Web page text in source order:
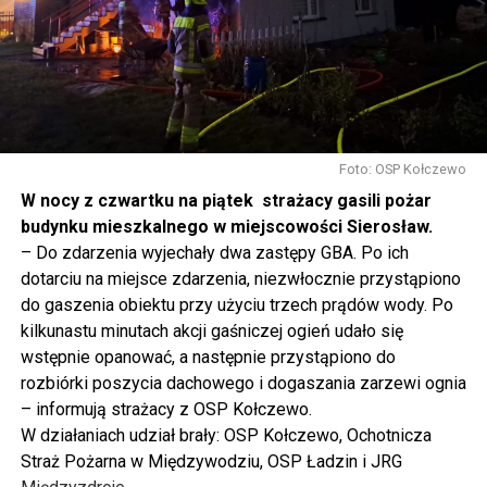
rolnictwem, silne innowacją, to polska racja stanu. I my
tak to traktujemy. Jesteśmy dzisiaj w Wolinie. Często to
mówię, tutaj, na wyspie Wolin, na wyspie Uznam, Polska
się tutaj nie kończy, Polska się tutaj zaczyna.
Gdyby nie determinacja rządu Prawa i Sprawiedliwości,
to tunel pod Świną do dzisiaj byłby w sferze
projektowania i dyskusji. Ważny tutaj był wkład
samorządu, ale to rząd PiS podjął w tej sprawie
najważniejsze decyzje. Powstał dzięki ogromnej
determinacji rządu najpierw Pani Premier Beaty Szydło,
a następnie Pana Premiera Mateusza Morawieckiego.
Chciałbym podziękować Panu Premierowi za to jak
osobiście pilnował powstania tej inwestycji. Cieszymy
się, że turyści również korzystają z tunelu, cieszymy się,
że wśród tych 4 milionów samochodów, które
przejechały już otwartym tunelem w Świnoujściu,
przyjechało tutaj do nas tak wielu turystów z zagranicy
– powiedział Wiceprezes PiS Joachim Brudziński w
Foto: OSP Kołczewo
W nocy z czwartku na piątek strażacy gasili pożar
budynku mieszkalnego w miejscowości Sierosław.
– Do zdarzenia wyjechały dwa zastępy GBA. Po ich
dotarciu na miejsce zdarzenia, niezwłocznie przystąpiono
do gaszenia obiektu przy użyciu trzech prądów wody. Po
kilkunastu minutach akcji gaśniczej ogień udało się
wstępnie opanować, a następnie przystąpiono do
rozbiórki poszycia dachowego i dogaszania zarzewi ognia
– informują strażacy z OSP Kołczewo.
W działaniach udział brały: OSP Kołczewo, Ochotnicza
Straż Pożarna w Międzywodziu, OSP Ładzin i JRG